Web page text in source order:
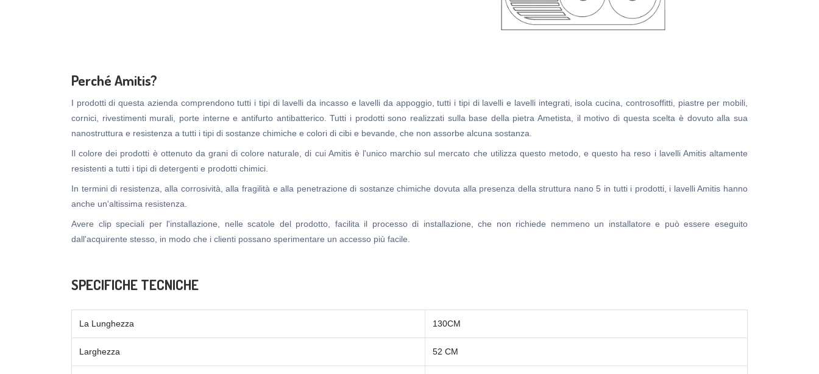
Perché Amitis?
I prodotti di questa azienda comprendono tutti i tipi di lavelli da incasso e lavelli da appoggio, tutti i tipi di lavelli e lavelli integrati, isola cucina, controsoffitti, piastre per mobili,
cornici, rivestimenti murali, porte interne e antifurto antibatterico. Tutti i prodotti sono realizzati sulla base della pietra Ametista, il motivo di questa scelta è dovuto alla sua
nanostruttura e resistenza a tutti i tipi di sostanze chimiche e colori di cibi e bevande, che non assorbe alcuna sostanza.
Il colore dei prodotti è ottenuto da grani di colore naturale, di cui Amitis è l'unico marchio sul mercato che utilizza questo metodo, e questo ha reso i lavelli Amitis altamente
resistenti a tutti i tipi di detergenti e prodotti chimici.
In termini di resistenza, alla corrosività, alla fragilità e alla penetrazione di sostanze chimiche dovuta alla presenza della struttura nano 5 in tutti i prodotti, i lavelli Amitis hanno
anche un'altissima resistenza.
Avere clip speciali per l'installazione, nelle scatole del prodotto, facilita il processo di installazione, che non richiede nemmeno un installatore e può essere eseguito
dall'acquirente stesso, in modo che i clienti possano sperimentare un accesso più facile.
SPECIFICHE TECNICHE
La Lunghezza 130CM
Larghezza 52 CM